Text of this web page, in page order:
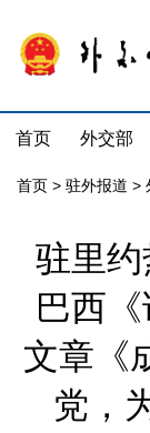
首页 外交部
首页 > 驻外报道 >
驻里
巴西
文章《
党，